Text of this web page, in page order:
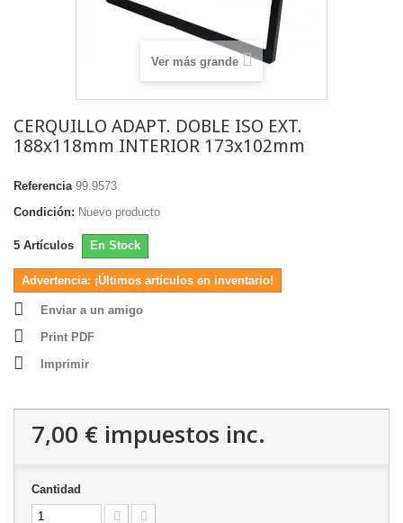
Ver más grande
CERQUILLO ADAPT. DOBLE ISO EXT.
188x118mm INTERIOR 173x102mm
Referencia 99.9573
Condición: Nuevo producto
5 Artículos En Stock
Advertencia: ¡Últimos artículos en inventario!
Enviar a un amigo
Print PDF
Imprimir
7,00 € impuestos inc.
Cantidad